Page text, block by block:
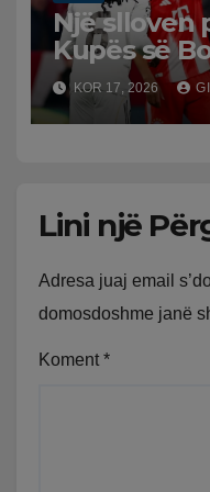
Një slloven për finalen e
Kupës së
Slavko
vërë
Argjentinë
KOR 17, 2026
Lini një
Adresa juaj email
domosdoshme janë
Koment*